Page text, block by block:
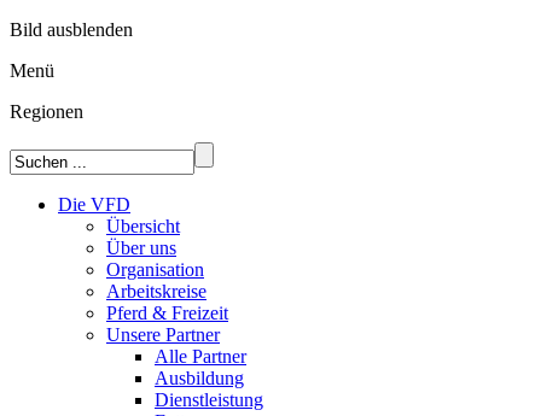
Bild ausblenden
Menü
Regionen
Die VFD
Übersicht
Über uns
Organisation
Arbeitskreise
Pferd & Freizeit
Unsere Partner
Alle Partner
Ausbildung
Dienstleistung